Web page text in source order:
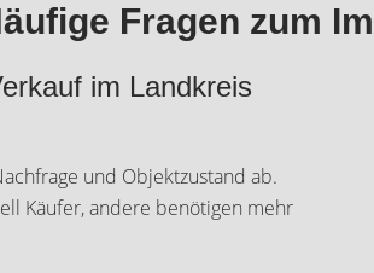
Fragen zum
im Landkreis
und Objektzustand ab.
Käufer, andere benötigen mehr